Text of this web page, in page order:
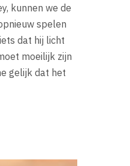
kunnen we de
spelen
dat hij licht
moeilijk zijn
gelijk dat het